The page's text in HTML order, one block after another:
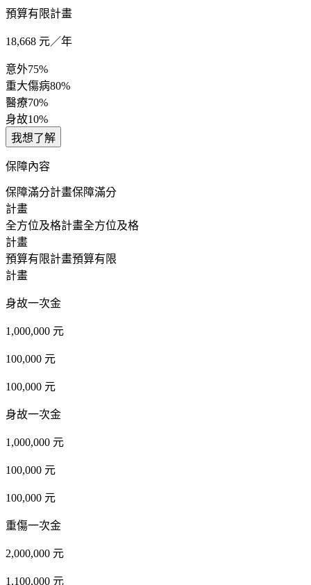
預算有限計畫
18,668 元／年
意外75%
重大傷病80%
醫療70%
身故10%
我想了解
保障內容
保障滿分計畫保障滿分
計畫
全方位及格計畫全方位及格
計畫
預算有限計畫預算有限
計畫
身故一次金
1,000,000 元
100,000 元
100,000 元
身故一次金
1,000,000 元
100,000 元
100,000 元
重傷一次金
2,000,000 元
1,100,000 元